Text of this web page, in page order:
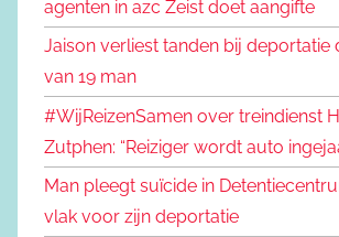
agenten in azc Zeist doet aangifte
Jaison verliest tanden bij deportatie
van 19 man
#WijReizenSamen over treindienst
Zutphen: “Reiziger wordt auto
Man pleegt suïcide in
vlak voor zijn deportatie